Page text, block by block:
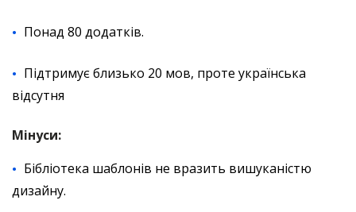
Понад 80 додатків.
Підтримує близько 20 мов, проте українська
відсутня
Мінуси:
Бібліотека шаблонів не вразить вишуканістю
дизайну.